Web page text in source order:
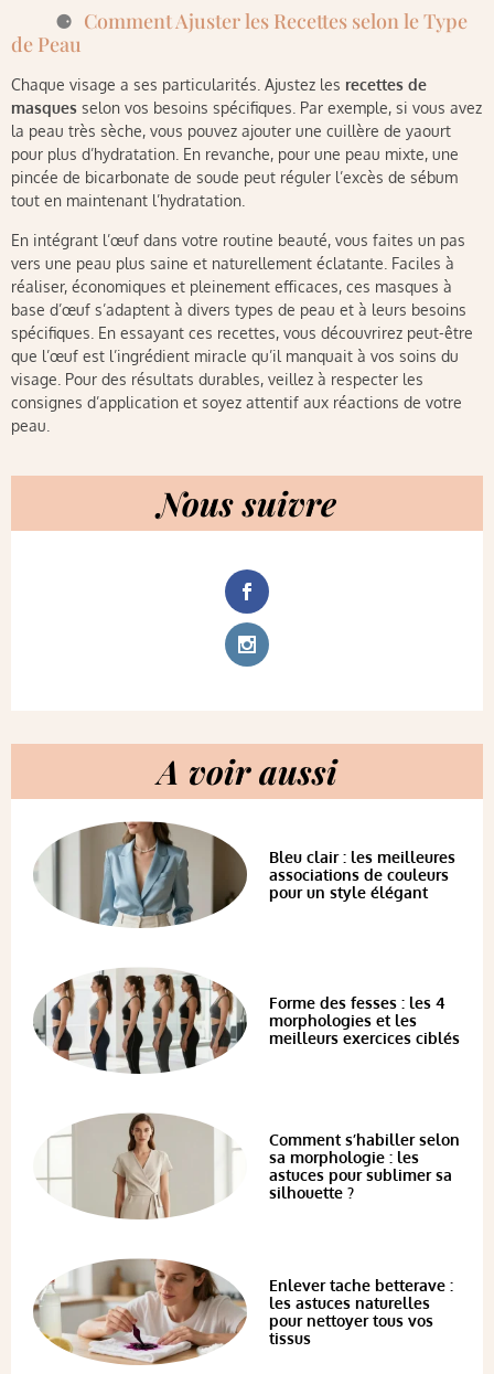
Comment Ajuster les Recettes selon le Type
de Peau
Chaque visage a ses particularités. Ajustez les recettes de
masques selon vos besoins spécifiques. Par exemple, si vous avez
la peau très sèche, vous pouvez ajouter une cuillère de yaourt
pour plus d’hydratation. En revanche, pour une peau mixte, une
pincée de bicarbonate de soude peut réguler l’excès de sébum
tout en maintenant l’hydratation.
En intégrant l’œuf dans votre routine beauté, vous faites un pas
vers une peau plus saine et naturellement éclatante. Faciles à
réaliser, économiques et pleinement efficaces, ces masques à
base d’œuf s’adaptent à divers types de peau et à leurs besoins
spécifiques. En essayant ces recettes, vous découvrirez peut-être
que l’œuf est l’ingrédient miracle qu’il manquait à vos soins du
visage. Pour des résultats durables, veillez à respecter les
consignes d’application et soyez attentif aux réactions de votre
peau.
Nous suivre
A voir aussi
Bleu clair : les meilleures
associations de couleurs
pour un style élégant
Forme des fesses : les 4
morphologies et les
meilleurs exercices ciblés
Comment s’habiller selon
sa morphologie : les
astuces pour sublimer sa
silhouette ?
Enlever tache betterave :
les astuces naturelles
pour nettoyer tous vos
tissus